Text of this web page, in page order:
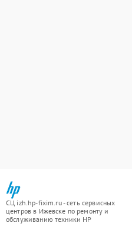
СЦ izh.hp-fixim.ru - сеть сервисных
центров в Ижевске по ремонту и
обслуживанию техники HP